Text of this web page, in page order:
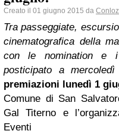
Creato il 01 giugno 2015 da
Tra passeggiate,
cinematografica della
con le nomination e i
posticipato a
premiazioni lunedì 1
Comune di San
Gal Titerno e
Eventi